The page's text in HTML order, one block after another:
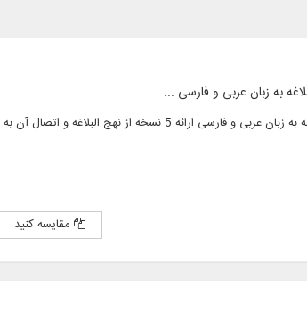
مقایسه کنید